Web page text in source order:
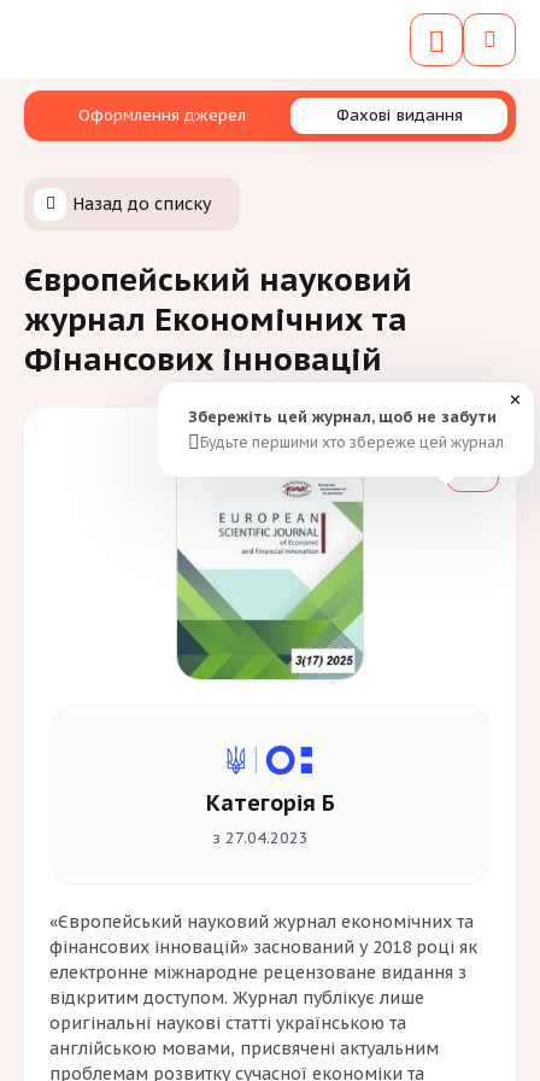
Оформлення джерел Фахові видання
Назад до списку
Європейський науковий
журнал Економічних та
Фінансових інновацій
«Європейський науковий журнал економічних та
фінансових інновацій» заснований у 2018 році як
електронне міжнародне рецензоване видання з
відкритим доступом. Журнал публікує лише
оригінальні наукові статті українською та
англійською мовами, присвячені актуальним
проблемам розвитку сучасної економіки та
Категорія Б
з 27.04.2023
Збережіть цей журнал, щоб не забути
Будьте першими хто збереже цей журнал
✕